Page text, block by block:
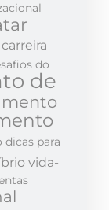
do
de
dicas para
vida-